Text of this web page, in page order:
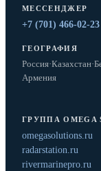
МЕССЕНДЖЕР
+7 (701) 466-02-23
ГЕОГРАФИЯ
Россия·Казахстан·
Армения
ГРУППА OMEGA
omegasolutions.ru
radarstation.ru
rivermarinepro.ru